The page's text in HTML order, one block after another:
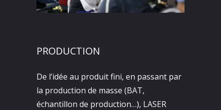
PRODUCTION
De l’idée au produit fini, en passant par
la production de masse (BAT,
échantillon de production…), LASER